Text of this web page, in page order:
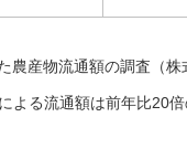
農産物流通額の調査（株
よる流通額は前年比20